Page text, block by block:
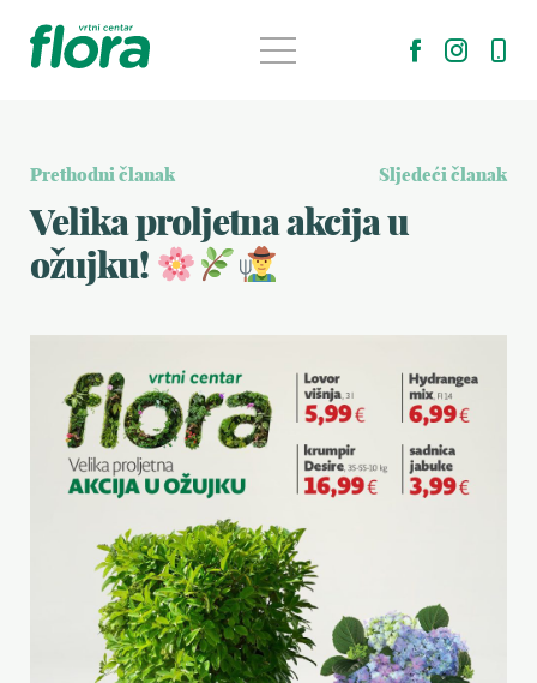
Velika proljetna akcija u
ožujku!
Prethodni članak Sljedeći članak